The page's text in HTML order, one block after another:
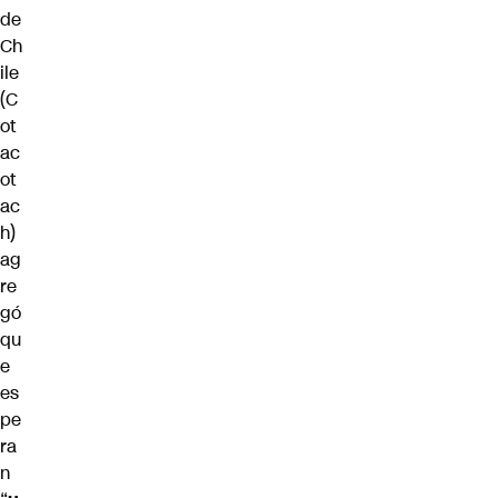
de
Ch
ile
(C
ot
ac
ot
ac
h)
ag
re
gó
qu
e
es
pe
ra
n